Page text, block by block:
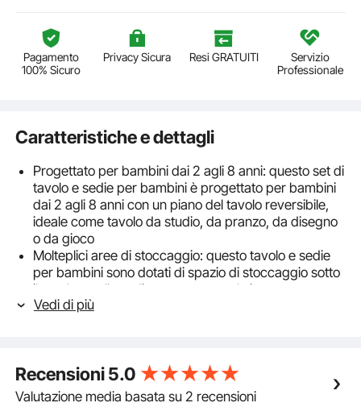
Pagamento
100% Sicuro
Privacy Sicura Resi GRATUITI
Servizio
Professionale
Caratteristiche e dettagli
Progettato per bambini dai 2 agli 8 anni: questo set di
tavolo e sedie per bambini è progettato per bambini
dai 2 agli 8 anni con un piano del tavolo reversibile,
ideale come tavolo da studio, da pranzo, da disegno
o da gioco
Molteplici aree di stoccaggio: questo tavolo e sedie
per bambini sono dotati di spazio di stoccaggio sotto
il tavolo e nella sedia con una scatola in tessuto non
tessuto leggero, ampie aperture e colori vivaci per
durata. Il tavolo supporta fino a 49,9 kg, le sedie
supportano fino a 49,9 kg
Vedi di più
Recensioni5.0
Valutazione media basata su 2 recensioni